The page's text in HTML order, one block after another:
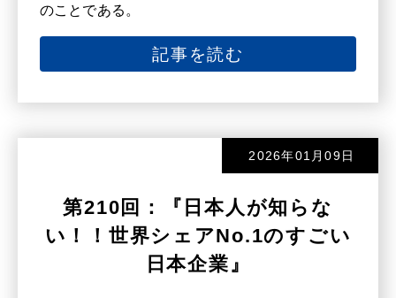
のことである。
記事を読む
2026年01月09日
第210回：『日本人が知らな
い！！世界シェアNo.1のすごい
日本企業』